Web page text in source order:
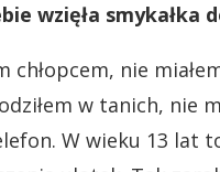
wzięła smykałka
chłopcem, nie
w tanich, nie
W wieku 13 lat